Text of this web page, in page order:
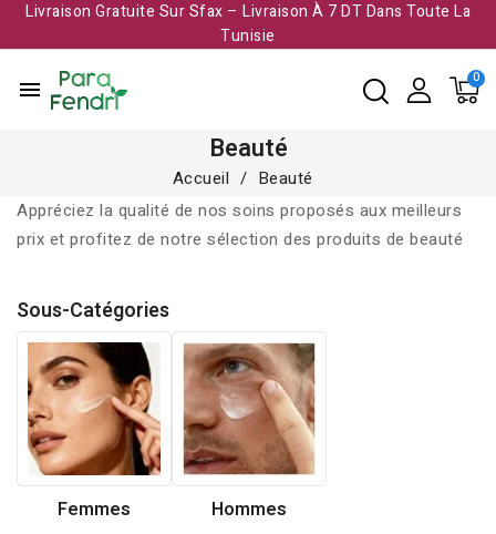
Livraison Gratuite Sur Sfax – Livraison À 7 DT Dans Toute La
Tunisie​
menu
Beauté
Accueil
Beauté
Appréciez la qualité de nos soins proposés aux meilleurs
prix et profitez de notre sélection des produits de beauté
Sous-Catégories
Femmes Hommes